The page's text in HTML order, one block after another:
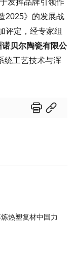
2025》的发展战
评定，经专家组
贝尔陶瓷有限公
统工艺技术与浑
 
热塑复材中国力